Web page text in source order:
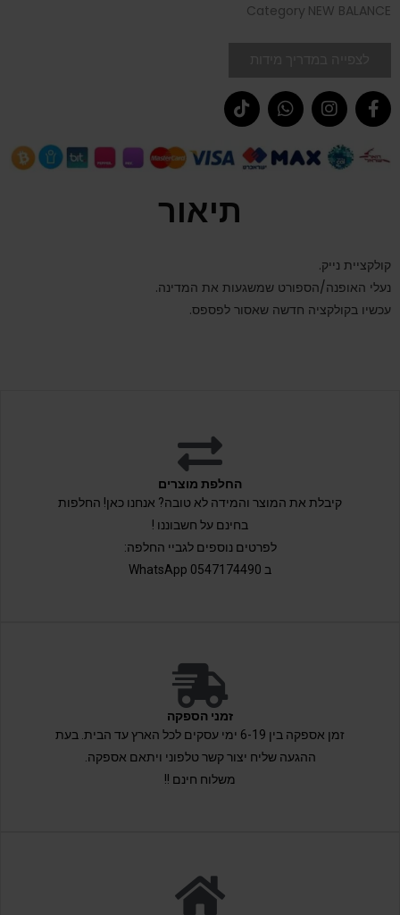
Category NEW BALANCE
תיאור
קולקציית נייק.
נעלי האופנה/הספורט שמשגעות את המדינה.
עכשיו בקולקציה חדשה שאסור לפספס.
החלפת מוצרים
קיבלת את המוצר והמידה לא טובה? אנחנו כאן! החלפות
בחינם על חשבוננו !
לפרטים נוספים לגביי החלפה:
ב 0547174490 WhatsApp
זמני הספקה
זמן אספקה בין 6-19 ימי עסקים לכל הארץ עד הבית. בעת
ההגעה שליח יצור קשר טלפוני ויתאם אספקה.
משלוח חינם !!